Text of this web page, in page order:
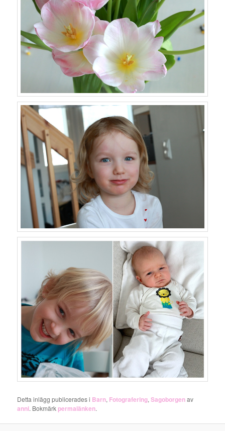
Detta inlägg publicerades i Barn, Fotografering,Sagoborgenav
anni. Bokmärkpermalänken.